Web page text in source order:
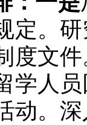
定。
度文
学人
动。